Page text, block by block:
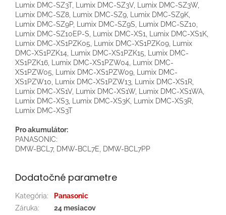
Lumix DMC-SZ3T, Lumix DMC-SZ3V, Lumix DMC-SZ3W,
Lumix DMC-SZ8, Lumix DMC-SZ9, Lumix DMC-SZ9K,
Lumix DMC-SZ9P, Lumix DMC-SZ9S, Lumix DMC-SZ10,
Lumix DMC-SZ10EP-S, Lumix DMC-XS1, Lumix DMC-XS1K,
Lumix DMC-XS1PZK05, Lumix DMC-XS1PZK09, Lumix
DMC-XS1PZK14, Lumix DMC-XS1PZK15, Lumix DMC-
XS1PZK16, Lumix DMC-XS1PZW04, Lumix DMC-
XS1PZW05, Lumix DMC-XS1PZW09, Lumix DMC-
XS1PZW10, Lumix DMC-XS1PZW13, Lumix DMC-XS1R,
Lumix DMC-XS1V, Lumix DMC-XS1W, Lumix DMC-XS1WA,
Lumix DMC-XS3, Lumix DMC-XS3K, Lumix DMC-XS3R,
Lumix DMC-XS3T
Pro akumulátor:
PANASONIC:
DMW-BCL7, DMW-BCL7E, DMW-BCL7PP
Dodatočné parametre
Kategória:
Panasonic
Záruka:
24 mesiacov